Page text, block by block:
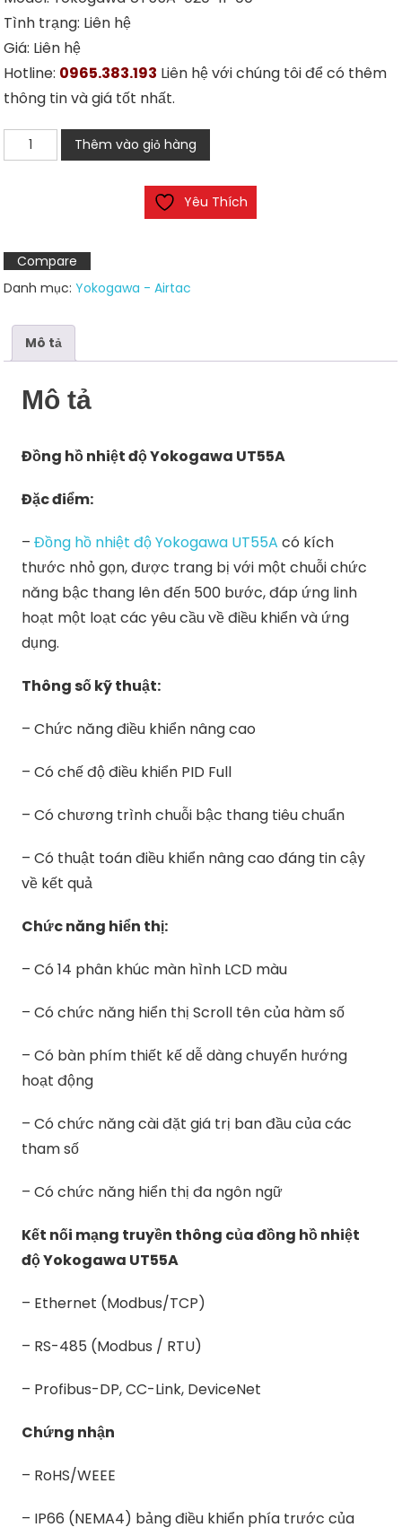
Tình trạng: Liên hệ
Giá: Liên hệ
Hotline: 0965.383.193 Liên hệ với chúng tôi để có thêm
thông tin và giá tốt nhất.
Đồng
hồ
lượng
Thêm vào giỏ hàng
Yêu Thích
Compare
Danh mục:Yokogawa - Airtac
Mô tả
Mô tả
Đồng hồ nhiệt độ Yokogawa UT55A
Đặc điểm:
–Đồng hồ nhiệt độ Yokogawa UT55A có kích
thước nhỏ gọn, được trang bị với một chuỗi chức
năng bậc thang lên đến 500 bước, đáp ứng linh
hoạt một loạt các yêu cầu về điều khiển và ứng
dụng.
Thông số kỹ thuật:
– Chức năng điều khiển nâng cao
– Có chế độ điều khiển PID Full
– Có chương trình chuỗi bậc thang tiêu chuẩn
– Có thuật toán điều khiển nâng cao đáng tin cậy
về kết quả
Chức năng hiển thị:
– Có 14 phân khúc màn hình LCD màu
– Có chức năng hiển thị Scroll tên của hàm số
– Có bàn phím thiết kế dễ dàng chuyển hướng
hoạt động
– Có chức năng cài đặt giá trị ban đầu của các
tham số
– Có chức năng hiển thị đa ngôn ngữ
Kết nối mạng truyền thông của đồng hồ nhiệt
độ Yokogawa UT55A
– Ethernet (Modbus/TCP)
– RS-485 (Modbus / RTU)
– Profibus-DP, CC-Link, DeviceNet
Chứng nhận
– RoHS/WEEE
– IP66 (NEMA4) bảng điều khiển phía trước của